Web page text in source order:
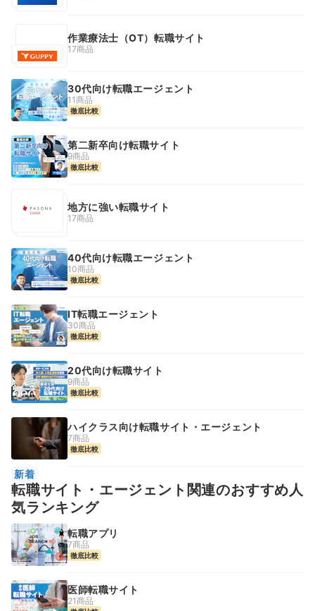
作業療法士（OT）転職サイト
17商品
30代向け転職エージェント
11商品
徹底比較
第二新卒向け転職サイト
9商品
徹底比較
地方に強い転職サイト
17商品
40代向け転職エージェント
10商品
徹底比較
IT転職エージェント
30商品
徹底比較
20代向け転職サイト
9商品
徹底比較
ハイクラス向け転職サイト・エージェント
7商品
徹底比較
新着
転職サイト・エージェント関連のおすすめ人
気ランキング
転職アプリ
7商品
徹底比較
医師転職サイト
21商品